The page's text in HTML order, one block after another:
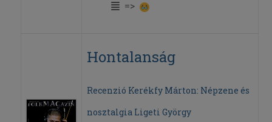
=>
Hontalanság
Recenzió Kerékfy Márton: Népzene és
nosztalgia Ligeti György